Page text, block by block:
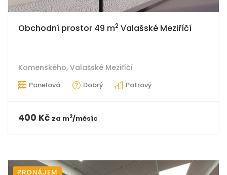
Obchodní prostor 49 m2 Valašské Meziříčí
Komenského, Valašské Meziříčí
Panelová Dobrý Patrový
400 Kč za m2/měsíc
PRONÁJEM